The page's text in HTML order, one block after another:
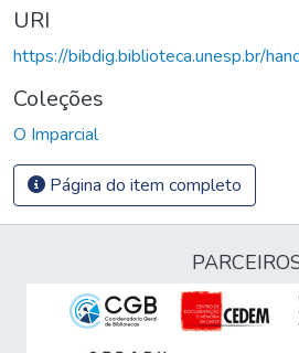
URI
https://bibdig.biblioteca.unesp.br/
Coleções
O Imparcial
Página do item completo